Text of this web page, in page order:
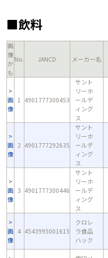
■飲料
画
像
か
も
No. JANCD メーカー名
画
像
1 4901777300453
サント
リーホ
ールデ
ィング
ス
画
像
2 4901777292635
サント
リーホ
ールデ
ィング
ス
画
像
3 4901777300446
サント
リーホ
ールデ
ィング
ス
画
像
4 4543995001615
クロレ
ラ食品
ハック